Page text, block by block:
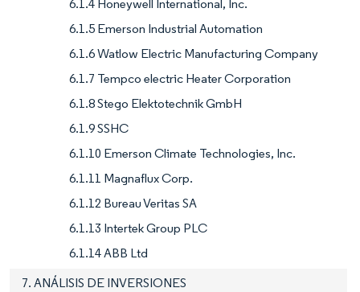
6.1.4 Honeywell International, Inc.
6.1.5 Emerson Industrial Automation
6.1.6 Watlow Electric Manufacturing Company
6.1.7 Tempco electric Heater Corporation
6.1.8 Stego Elektotechnik GmbH
6.1.9 SSHC
6.1.10 Emerson Climate Technologies, Inc.
6.1.11 Magnaflux Corp.
6.1.12 Bureau Veritas SA
6.1.13 Intertek Group PLC
6.1.14 ABB Ltd
7. ANÁLISIS DE INVERSIONES